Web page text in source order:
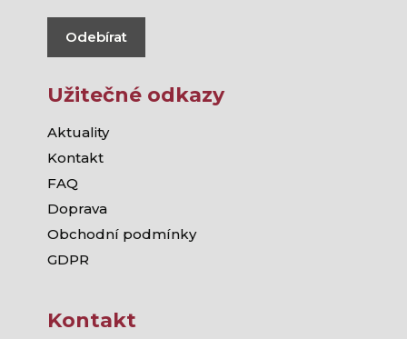
Odebírat
Užitečné odkazy
Aktuality
Kontakt
FAQ
Doprava
Obchodní podmínky
GDPR
Kontakt